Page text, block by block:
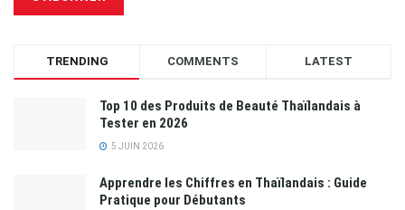
TRENDING COMMENTS LATEST
Top 10 des Produits de Beauté Thaïlandais à
Tester en 2026
5 JUIN 2026
Apprendre les Chiffres en Thaïlandais : Guide
Pratique pour Débutants